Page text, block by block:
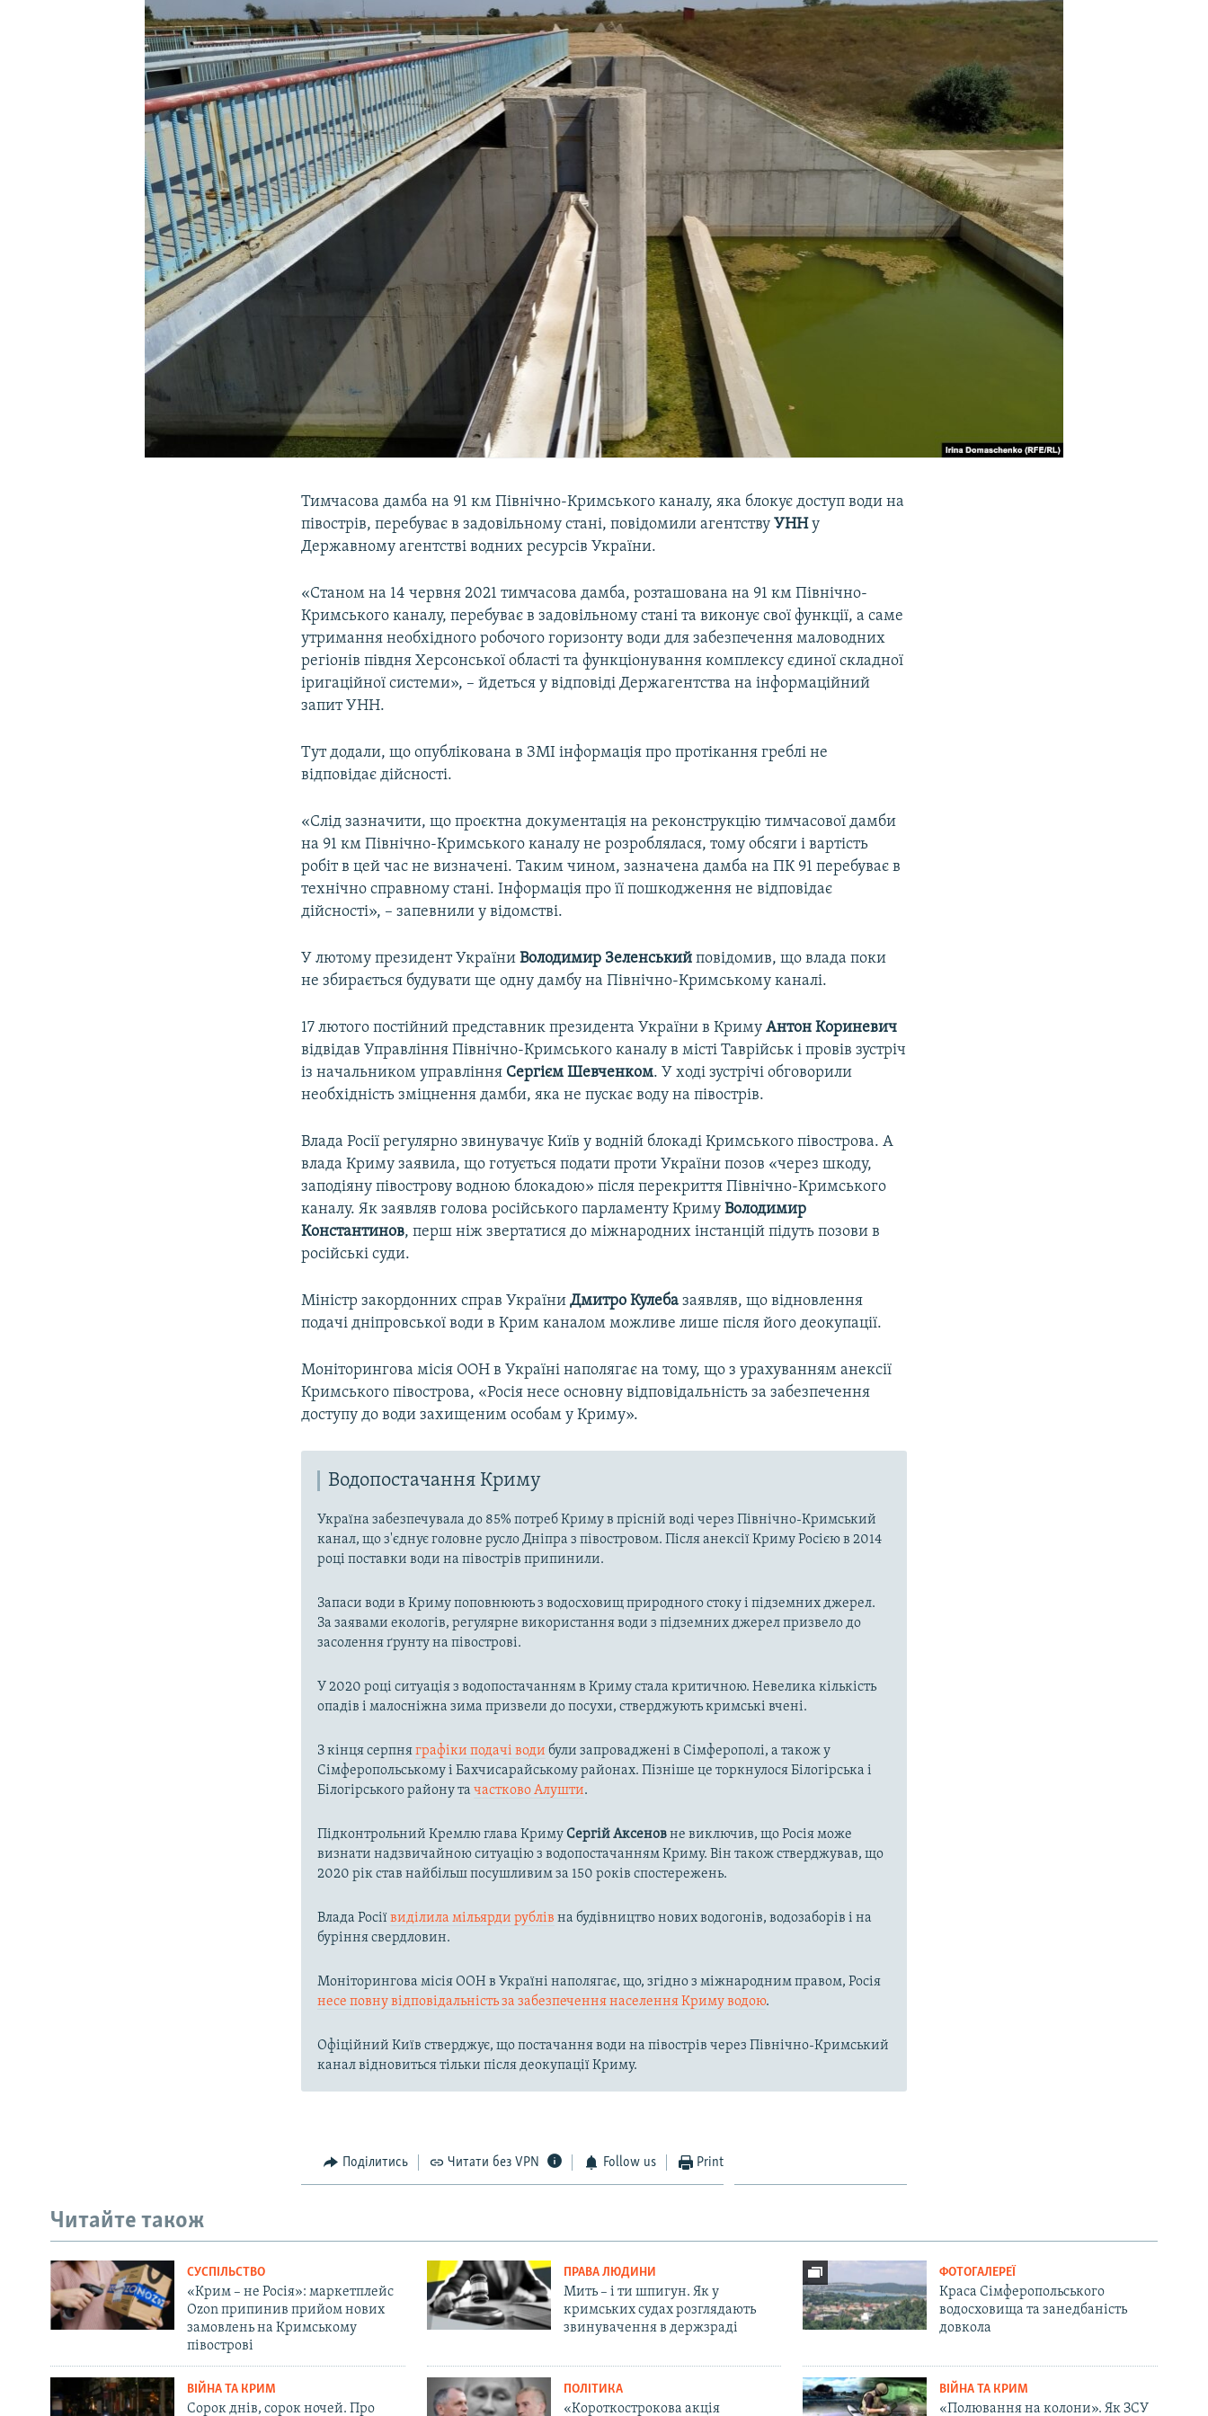
УКРАЇНСЬКА ПРОБЛЕМА КРИМУ
Тимчасова дамба на 91 км Північно-Кримського каналу, яка блокує доступ води на
півострів, перебуває в задовільному стані, повідомили агентствуУННу
Державному агентстві водних ресурсів України.
«Станом на 14 червня 2021 тимчасова дамба, розташована на 91 км Північно-
Кримського каналу, перебуває в задовільному стані та виконує свої функції, а саме
утримання необхідного робочого горизонту води для забезпечення маловодних
регіонів півдня Херсонської області та функціонування комплексу єдиної складної
іригаційної системи», – йдеться у відповіді Держагентства на інформаційний
запит УНН.
Тут додали, що опублікована в ЗМІ інформація про протікання греблі не
відповідає дійсності.
«Слід зазначити, що проєктна документація на реконструкцію тимчасової дамби
на 91 км Північно-Кримського каналу не розроблялася, тому обсяги і вартість
робіт в цей час не визначені. Таким чином, зазначена дамба на ПК 91 перебуває в
технічно справному стані. Інформація про її пошкодження не відповідає
дійсності», – запевнили у відомстві.
У лютому президент УкраїниВолодимир Зеленськийповідомив, що влада поки
не збирається будувати ще одну дамбу на Північно-Кримському каналі.
17 лютого постійний представник президента України в КримуАнтон Кориневич
відвідав Управління Північно-Кримського каналу в місті Таврійськ і провів зустріч
із начальником управління Сергієм Шевченком. У ході зустрічі обговорили
необхідність зміцнення дамби, яка не пускає воду на півострів.
Влада Росії регулярно звинувачує Київ у водній блокаді Кримського півострова. А
влада Криму заявила, що готується подати проти України позов «через шкоду,
заподіяну півострову водною блокадою» після перекриття Північно-Кримського
каналу. Як заявляв голова російського парламенту КримуВолодимир
Константинов, перш ніж звертатися до міжнародних інстанцій підуть позови в
російські суди.
Міністр закордонних справ УкраїниДмитро Кулебазаявляв, що відновлення
подачі дніпровської води в Крим каналом можливе лише після його деокупації.
Моніторингова місія ООН в Україні наполягає на тому, що з урахуванням анексії
Кримського півострова, «Росія несе основну відповідальність за забезпечення
доступу до води захищеним особам у Криму».
Водопостачання Криму
Україна забезпечувала до 85% потреб Криму в прісній воді через Північно-Кримський
канал, що з'єднує головне русло Дніпра з півостровом. Після анексії Криму Росією в 2014
році поставки води на півострів припинили.
Запаси води в Криму поповнюють з водосховищ природного стоку і підземних джерел.
За заявами екологів, регулярне використання води з підземних джерел призвело до
засолення ґрунту на півострові.
У 2020 році ситуація з водопостачанням в Криму стала критичною. Невелика кількість
опадів і малосніжна зима призвели до посухи, стверджують кримські вчені.
З кінця серпняграфіки подачі води були запроваджені в Сімферополі, а також у
Сімферопольському і Бахчисарайському районах. Пізніше це торкнулося Білогірська і
Білогірського району тачастково Алушти.
Підконтрольний Кремлю глава КримуСергій Аксеновне виключив, що Росія може
визнати надзвичайною ситуацію з водопостачанням Криму. Він також стверджував, що
2020 рік став найбільш посушливим за 150 років спостережень.
Влада Росіївиділила мільярди рублів на будівництво нових водогонів, водозаборів і на
буріння свердловин.
Моніторингова місія ООН в Україні наполягає, що, згідно з міжнародним правом, Росія
несе повну відповідальність за забезпечення населення Криму водою.
Офіційний Київ стверджує, що постачання води на півострів через Північно-Кримський
канал відновиться тільки після деокупації Криму.
Поділитись Читати без VPN Follow us Print
Читайте також
СУСПІЛЬСТВО
«Крим – не Росія»: маркетплейс
Ozon припинив прийом нових
замовлень на Кримському
півострові
ПРАВА ЛЮДИНИ
Мить – і ти шпигун. Як у
кримських судах розглядають
звинувачення в держзраді
ФОТОГАЛЕРЕЇ
Краса Сімферопольського
водосховища та занедбаність
довкола
ВІЙНА ТА КРИМ
Сорок днів, сорок ночей. Про
ПОЛІТИКА
«Короткострокова акція
ВІЙНА ТА КРИМ
«Полювання на колони». Як ЗСУ